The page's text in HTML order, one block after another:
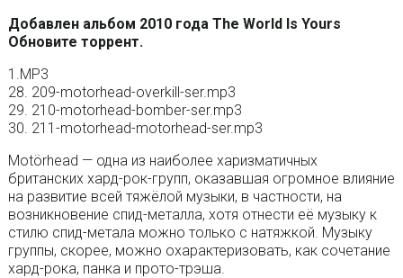
Добавлен альбом 2010 года The World Is Yours
Обновите торрент.
1.MP3
28. 209-motorhead-overkill-ser.mp3
29. 210-motorhead-bomber-ser.mp3
30. 211-motorhead-motorhead-ser.mp3
Motörhead — одна из наиболее харизматичных
британских хард-рок-групп, оказавшая огромное влияние
на развитие всей тяжёлой музыки, в частности, на
возникновение спид-металла, хотя отнести её музыку к
стилю спид-метала можно только с натяжкой. Музыку
группы, скорее, можно охарактеризовать, как сочетание
хард-рока, панка и прото-трэша.